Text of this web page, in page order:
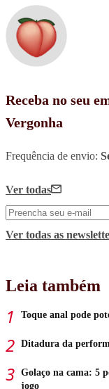
Receba no seu
Vergonha
Frequência de envio:
Ver todas
Ver todas as
Leia também
Toque anal pode
Ditadura da
Golaço na cama: 5
jogo